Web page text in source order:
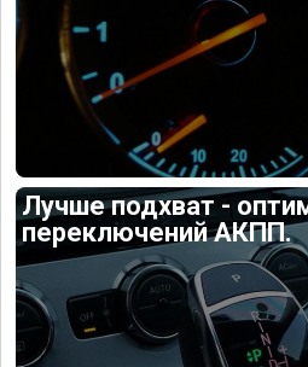
Лучше подхват -
переключений АКПП.